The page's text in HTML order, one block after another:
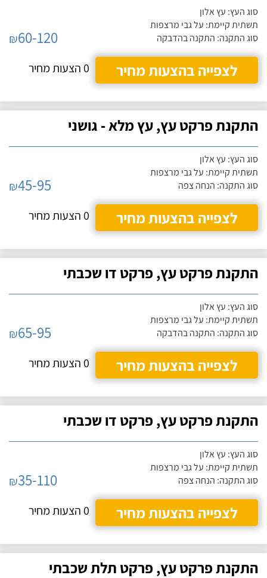
סוג העץ: עץ אלון
תשתית קיימת: על גבי מרצפות
סוג התקנה: התקנה בהדבקה
₪60-120
לצפייה בהצעות מחיר
0 הצעות מחיר
התקנת פרקט עץ, עץ מלא - גושני
סוג העץ: עץ אלון
תשתית קיימת: על גבי מרצפות
סוג התקנה: הנחה צפה
₪45-95
לצפייה בהצעות מחיר
0 הצעות מחיר
התקנת פרקט עץ, פרקט דו שכבתי
סוג העץ: עץ אלון
תשתית קיימת: על גבי מרצפות
סוג התקנה: התקנה בהדבקה
₪65-95
לצפייה בהצעות מחיר
0 הצעות מחיר
התקנת פרקט עץ, פרקט דו שכבתי
סוג העץ: עץ אלון
תשתית קיימת: על גבי מרצפות
סוג התקנה: הנחה צפה
₪35-110
לצפייה בהצעות מחיר
0 הצעות מחיר
התקנת פרקט עץ, פרקט תלת שכבתי